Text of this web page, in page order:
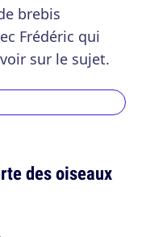
brebis
Frédéric qui
sur le sujet.
des oiseaux